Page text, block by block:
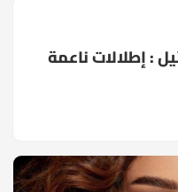
: إطلالات ناعمة